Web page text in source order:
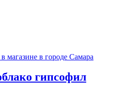
гипсофил